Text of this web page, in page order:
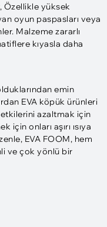
Özellikle yüksek
oyun paspasları veya
Malzeme zararlı
kıyasla daha
emin
EVA köpük ürünleri
etkilerini azaltmak için
için onları aşırı ısıya
EVA FOOM, hem
ve çok yönlü bir